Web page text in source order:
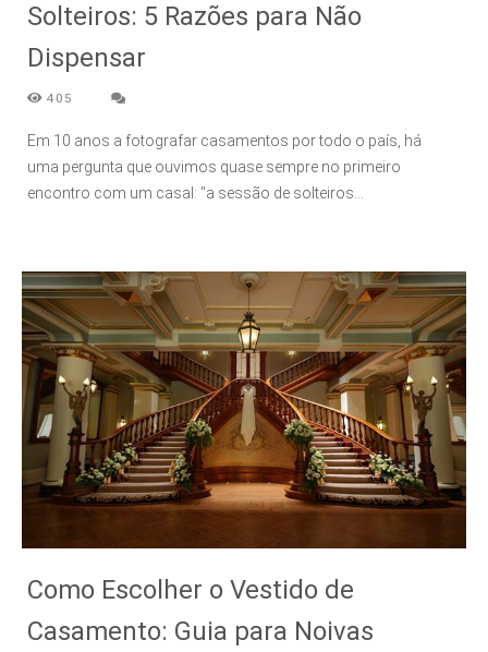
Solteiros: 5 Razões para Não
Dispensar
405
Em 10 anos a fotografar casamentos por todo o país, há
uma pergunta que ouvimos quase sempre no primeiro
encontro com um casal: "a sessão de solteiros...
Como Escolher o Vestido de
Casamento: Guia para Noivas